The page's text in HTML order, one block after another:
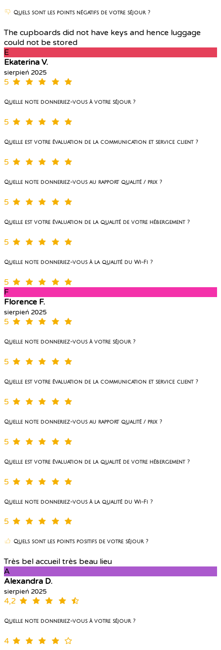
Quels sont les points négatifs de votre séjour ?
The cupboards did not have keys and hence luggage
could not be stored
E
Ekaterina V.
sierpień 2025
5
Quelle note donneriez-vous à votre séjour ?
5
Quelle est votre évaluation de la communication et service client ?
5
Quelle note donneriez-vous au rapport qualité / prix ?
5
Quelle est votre évaluation de la qualité de votre hébergement ?
5
Quelle note donneriez-vous à la qualité du Wi-Fi ?
5
F
Florence F.
sierpień 2025
5
Quelle note donneriez-vous à votre séjour ?
5
Quelle est votre évaluation de la communication et service client ?
5
Quelle note donneriez-vous au rapport qualité / prix ?
5
Quelle est votre évaluation de la qualité de votre hébergement ?
5
Quelle note donneriez-vous à la qualité du Wi-Fi ?
5
Quels sont les points positifs de votre séjour ?
Très bel accueil très beau lieu
A
Alexandra D.
sierpień 2025
4,2
Quelle note donneriez-vous à votre séjour ?
4